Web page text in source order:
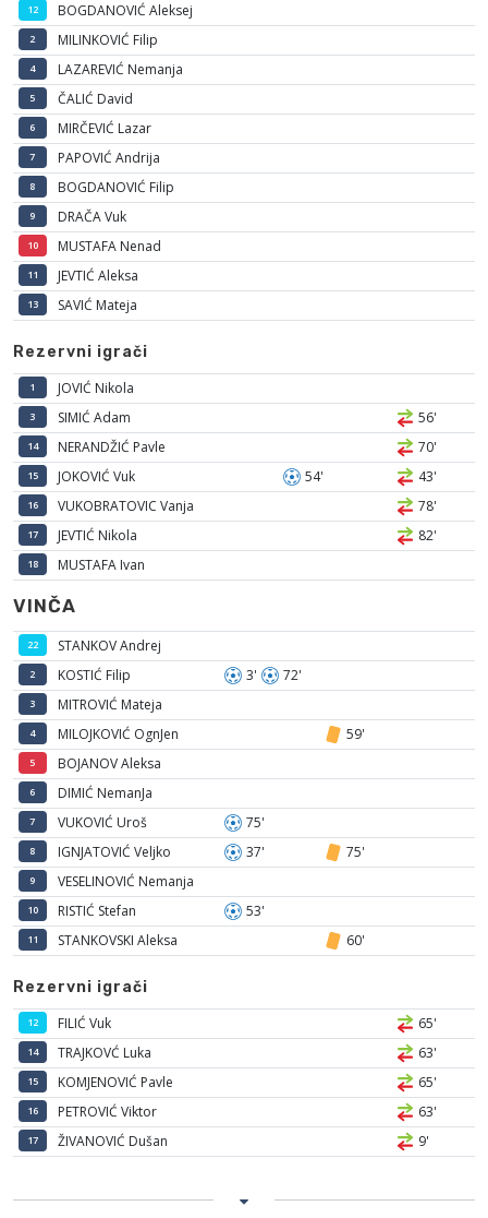
12 BOGDANOVIĆ Aleksej
2 MILINKOVIĆ Filip
4 LAZAREVIĆ Nemanja
5 ČALIĆ David
6 MIRČEVIĆ Lazar
7 PAPOVIĆ Andrija
8 BOGDANOVIĆ Filip
9 DRAČA Vuk
10 MUSTAFA Nenad
11 JEVTIĆ Aleksa
13 SAVIĆ Mateja
Rezervni igrači
1 JOVIĆ Nikola
3 SIMIĆ Adam 56'
14 NERANDŽIĆ Pavle 70'
15 JOKOVIĆ Vuk 54' 43'
16 VUKOBRATOVIC Vanja 78'
17 JEVTIĆ Nikola 82'
18 MUSTAFA Ivan
VINČA
22 STANKOV Andrej
2 KOSTIĆ Filip 3' 72'
3 MITROVIĆ Mateja
4 MILOJKOVIĆ OgnJen 59'
5 BOJANOV Aleksa
6 DIMIĆ NemanJa
7 VUKOVIĆ Uroš 75'
8 IGNJATOVIĆ Veljko 37' 75'
9 VESELINOVIĆ Nemanja
10 RISTIĆ Stefan 53'
11 STANKOVSKI Aleksa 60'
Rezervni igrači
12 FILIĆ Vuk 65'
14 TRAJKOVĆ Luka 63'
15 KOMJENOVIĆ Pavle 65'
16 PETROVIĆ Viktor 63'
17 ŽIVANOVIĆ Dušan 9'